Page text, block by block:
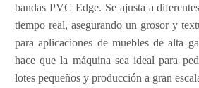
bandas PVC Edge. Se ajusta a
tiempo real, asegurando un grosor y
para aplicaciones de muebles de alta
hace que la máquina sea ideal para
lotes pequeños y producción a gran